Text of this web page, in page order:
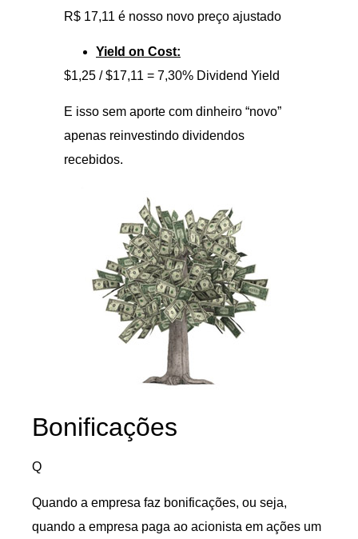
R$ 17,11 é nosso novo preço ajustado
Yield on Cost:
$1,25 / $17,11 = 7,30% Dividend Yield
E isso sem aporte com dinheiro “novo”
apenas reinvestindo dividendos
recebidos.
Bonificações
Q
Quando a empresa faz bonificações, ou seja,
quando a empresa paga ao acionista em ações um